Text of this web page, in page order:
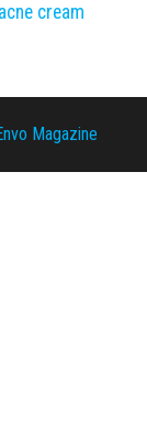
cream
Magazine